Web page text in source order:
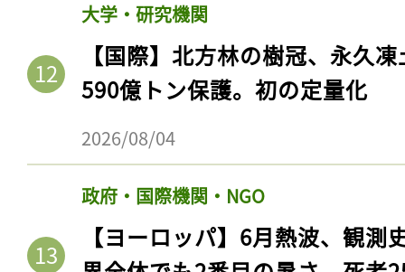
大学・研究機関
【国際】北方林の樹冠、永久
590億トン保護。初の定量化
2026/08/04
政府・国際機関・NGO
【ヨーロッパ】6月熱波、観